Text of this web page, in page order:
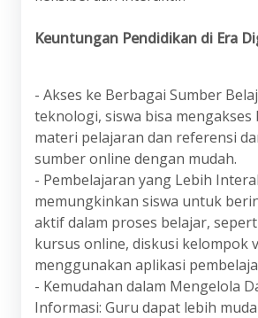
Keuntungan Pendidikan di Era
- Akses ke Berbagai Sumber
teknologi, siswa bisa mengakses
materi pelajaran dan referensi
sumber online dengan mudah.
- Pembelajaran yang Lebih
memungkinkan siswa untuk
aktif dalam proses belajar,
kursus online, diskusi kelompok
menggunakan aplikasi
- Kemudahan dalam Mengelola
Informasi: Guru dapat lebih